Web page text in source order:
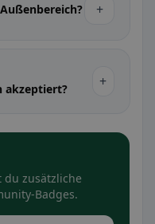
+
akzeptiert?
+
du zusätzliche
Badges.